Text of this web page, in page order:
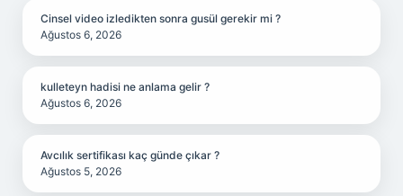
Cinsel video izledikten sonra gusül gerekir mi ?
Ağustos 6, 2026
kulleteyn hadisi ne anlama gelir ?
Ağustos 6, 2026
Avcılık sertifikası kaç günde çıkar ?
Ağustos 5, 2026